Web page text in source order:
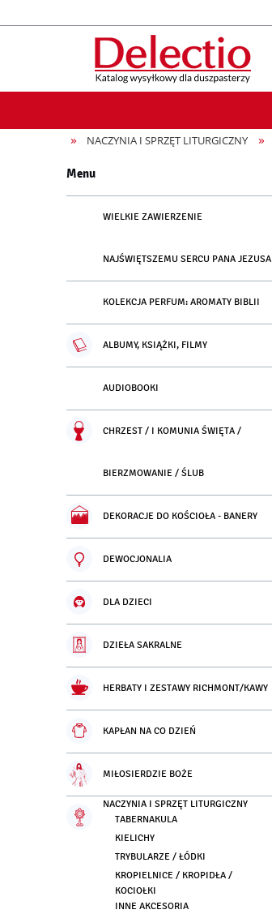
» NACZYNIA I SPRZĘT LITURGICZNY »
Menu
WIELKIE ZAWIERZENIE
NAJŚWIĘTSZEMU SERCU PANA JEZUSA
KOLEKCJA PERFUM: AROMATY BIBLII
ALBUMY, KSIĄŻKI, FILMY
AUDIOBOOKI
CHRZEST / I KOMUNIA ŚWIĘTA /
BIERZMOWANIE / ŚLUB
DEKORACJE DO KOŚCIOŁA - BANERY
DEWOCJONALIA
DLA DZIECI
DZIEŁA SAKRALNE
HERBATY I ZESTAWY RICHMONT/KAWY
KAPŁAN NA CO DZIEŃ
MIŁOSIERDZIE BOŻE
NACZYNIA I SPRZĘT LITURGICZNY
TABERNAKULA
KIELICHY
TRYBULARZE / ŁÓDKI
KROPIELNICE / KROPIDŁA /
KOCIOŁKI
INNE AKCESORIA